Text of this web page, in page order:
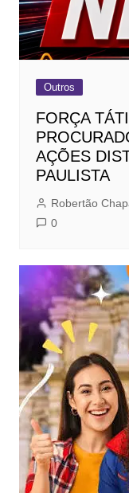
Outros
FORÇA
AÇÕES
PAULISTA
Robertão
0